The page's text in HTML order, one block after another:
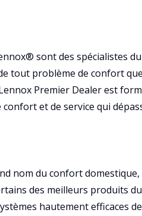
sont des spécialistes du
tout problème de confort
Premier Dealer est
et de service qui
nom du confort domestique,
des meilleurs produits du
hautement efficaces